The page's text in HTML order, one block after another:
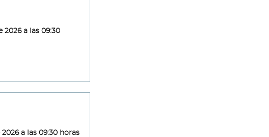
2026 a las 09:30
a las 09:30 horas